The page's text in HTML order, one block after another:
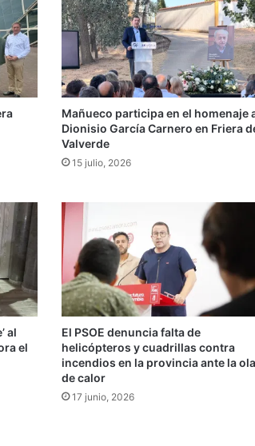
Mañueco participa en el homenaje
Dionisio García Carnero en Friera
Valverde
15 julio, 2026
al
el
El PSOE denuncia falta de
helicópteros y cuadrillas contra
incendios en la provincia ante la ola
de calor
17 junio, 2026